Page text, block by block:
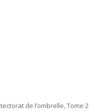
de l’ombrelle, Tome 2